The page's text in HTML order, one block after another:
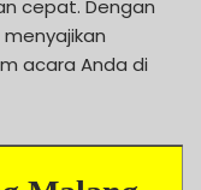
cepat. Dengan
acara Anda di